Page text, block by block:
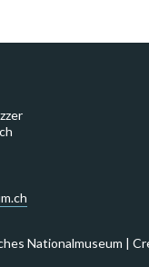
Nationalmuseum |